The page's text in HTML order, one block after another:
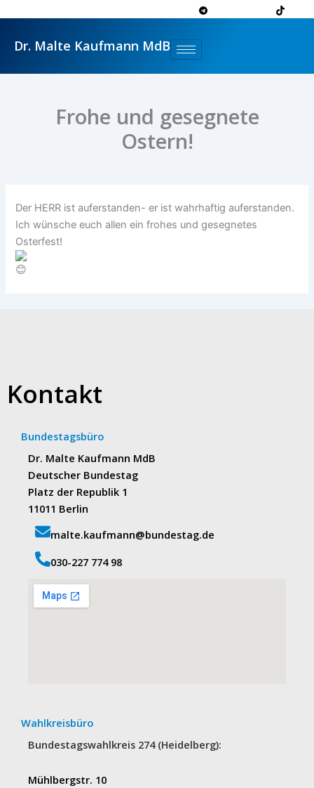
springen
Dr. Malte Kaufmann MdB
Frohe und gesegnete
Ostern!
Der HERR ist auferstanden- er ist wahrhaftig auferstanden.
Ich wünsche euch allen ein frohes und gesegnetes
Osterfest!
Kontakt
Bundestagsbüro
Dr. Malte Kaufmann MdB
Deutscher Bundestag
Platz der Republik 1
11011 Berlin
malte.kaufmann@bundestag.de
‭030-227 774 98‬
Wahlkreisbüro
Bundestagswahlkreis 274 (Heidelberg):
Mühlbergstr. 10